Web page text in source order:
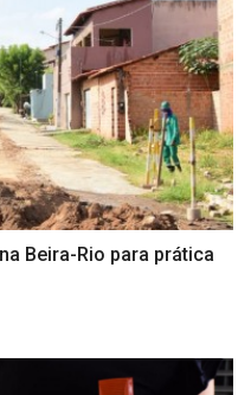
Beira-Rio para prática